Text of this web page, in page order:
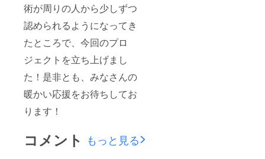
術が周りの人から少しずつ
認められるようになってき
たところで、今回のプロ
ジェクトを立ち上げまし
た！是非とも、みなさんの
暖かい応援をお待ちしてお
ります！
コメント もっと見る